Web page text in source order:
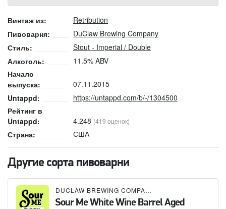
Винтаж из:
Retribution
Пивоварня:
DuClaw Brewing Company
Стиль:
Stout - Imperial / Double
Алкоголь:
11.5% ABV
Начало
выпуска:
07.11.2015
Untappd:
https://untappd.com/b/-/1304500
Рейтинг в
Untappd:
4.248 (419 оценок)
Страна: США
Другие сорта пивоварни
DUCLAW BREWING COMPANY
Sour Me White Wine Barrel Aged